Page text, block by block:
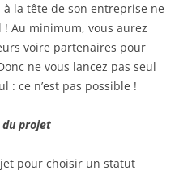
à la tête de son entreprise ne
Au minimum, vous aurez
voire partenaires pour
ne vous lancez pas seul
: ce n’est pas possible !
du projet
pour choisir un statut